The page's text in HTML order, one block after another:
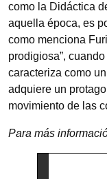
como la Didáctica
aquella época, es
como menciona
prodigiosa”,
caracteriza como
adquiere un
movimiento de las
Para más